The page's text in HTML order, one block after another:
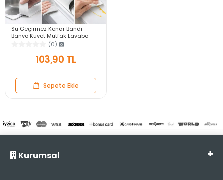
Su Geçirmez Kenar Bandı
Banyo Küvet Mutfak Lavabo
Ocak Kenarı Sızdırmaz Tamir
Bandı 3.2mt 3.8mm
(0)
103,90 TL
Sepete Ekle
Kurumsal